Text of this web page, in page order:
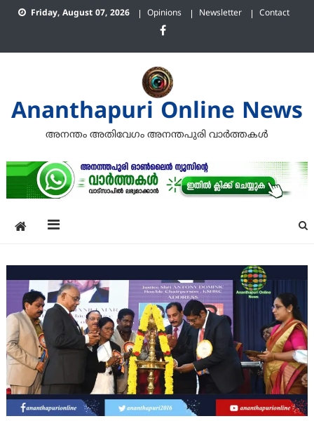
Skip
Friday, August 07, 2026 Opinions Newsletter Contact
Ananthapuri Online News
അനന്തം അതിവേഗം അനന്തപുരി വാര്‍ത്തകള്‍